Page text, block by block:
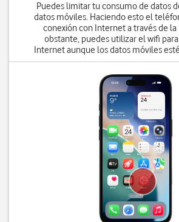
Puedes limitar tu consumo de datos
datos móviles. Haciendo esto el
conexión con Internet a través de
obstante, puedes utilizar el wifi
Internet aunque los datos móviles